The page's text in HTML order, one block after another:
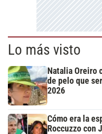
Lo más visto
Natalia Oreiro
de pelo que
2026
Cómo era la
Roccuzzo con